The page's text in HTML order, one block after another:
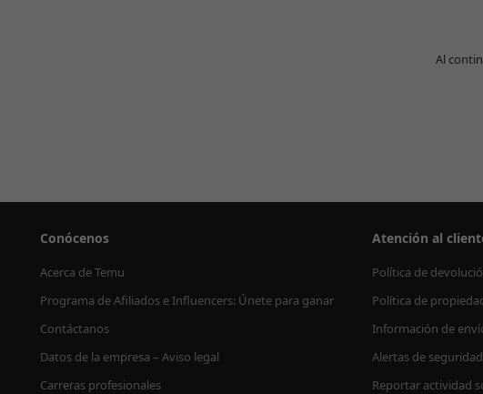
Al
Conócenos
Acerca de Temu
Programa de Afiliados e Influencers: Únete para ganar
Contáctanos
Datos de la empresa – Aviso legal
Carreras profesionales
Atención al
Política de
Política de
Información de
Alertas de
Reportar actividad